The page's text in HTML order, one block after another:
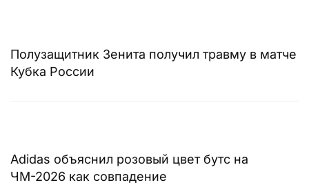
Полузащитник Зенита получил травму в матче
Кубка России
Adidas объяснил розовый цвет бутс на
ЧМ-2026 как совпадение